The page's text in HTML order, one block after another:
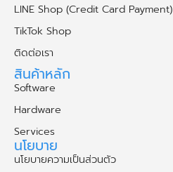
LINE Shop (Credit Card Payment)
TikTok Shop
ติดต่อเรา
สินค้าหลัก
Software
Hardware
Services
นโยบาย
นโยบายความเป็นส่วนตัว